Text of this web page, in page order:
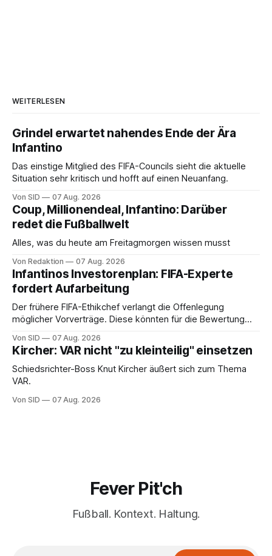
WEITERLESEN
Grindel erwartet nahendes Ende der Ära
Infantino
Das einstige Mitglied des FIFA-Councils sieht die aktuelle
Situation sehr kritisch und hofft auf einen Neuanfang.
Von SID 07 Aug. 2026
Coup, Millionendeal, Infantino: Darüber
redet die Fußballwelt
Alles, was du heute am Freitagmorgen wissen musst
Von Redaktion 07 Aug. 2026
Infantinos Investorenplan: FIFA-Experte
fordert Aufarbeitung
Der frühere FIFA-Ethikchef verlangt die Offenlegung
möglicher Vorverträge. Diese könnten für die Bewertung
Von SID 07 Aug. 2026
Kircher: VAR nicht "zu kleinteilig" einsetzen
Schiedsrichter-Boss Knut Kircher äußert sich zum Thema
VAR.
Von SID 07 Aug. 2026
Fever Pit'ch
Fußball. Kontext. Haltung.